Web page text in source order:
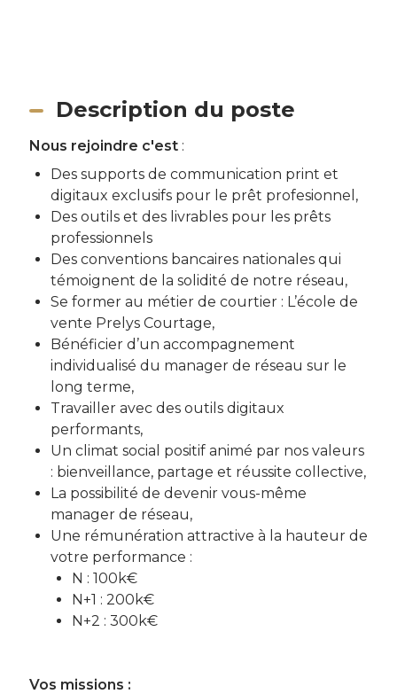
Description du poste
Nous rejoindre c'est:
Des supports de communication print et
digitaux exclusifs pour le prêt profesionnel,
Des outils et des livrables pour les prêts
professionnels
Des conventions bancaires nationales qui
témoignent de la solidité de notre réseau,
Se former au métier de courtier : L’école de
vente Prelys Courtage,
Bénéficier d’un accompagnement
individualisé du manager de réseau sur le
long terme,
Travailler avec des outils digitaux
performants,
Un climat social positif animé par nos valeurs
: bienveillance, partage et réussite collective,
La possibilité de devenir vous-même
manager de réseau,
Une rémunération attractive à la hauteur de
votre performance :
N : 100k€
N+1 : 200k€
N+2 : 300k€
Vos missions :